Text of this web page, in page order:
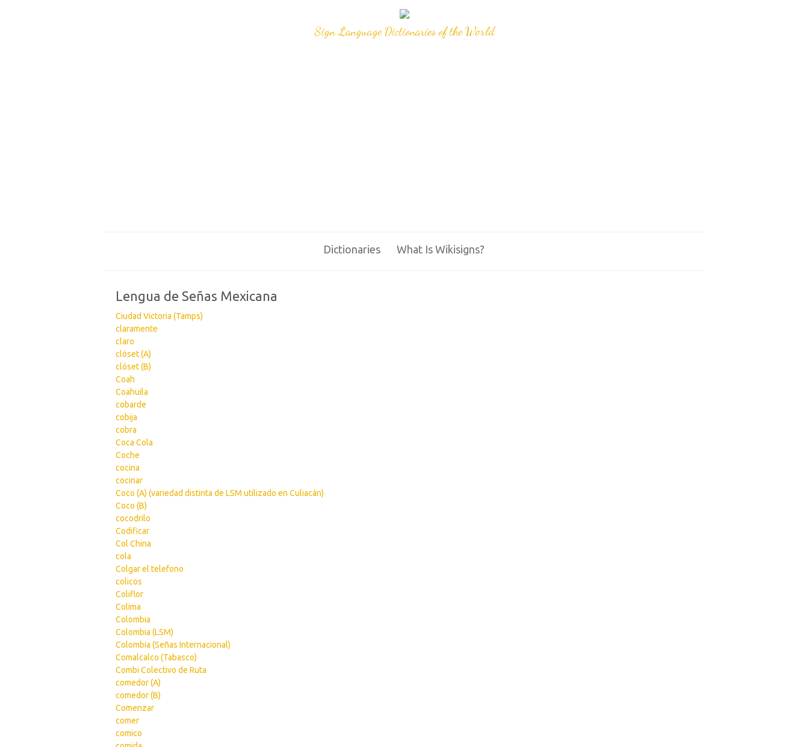
Sign Language Dictionaries of the World
Dictionaries What Is Wikisigns?
Lengua de Señas Mexicana
Ciudad Victoria (Tamps)
claramente
claro
clóset (A)
clóset (B)
Coah
Coahuila
cobarde
cobija
cobra
Coca Cola
Coche
cocina
cocinar
Coco (A) (variedad distinta de LSM utilizado en Culiacán)
Coco (B)
cocodrilo
Codificar
Col China
cola
Colgar el telefono
colicos
Coliflor
Colima
Colombia
Colombia (LSM)
Colombia (Señas Internacional)
Comalcalco (Tabasco)
Combi Colectivo de Ruta
comedor (A)
comedor (B)
Comenzar
comer
comico